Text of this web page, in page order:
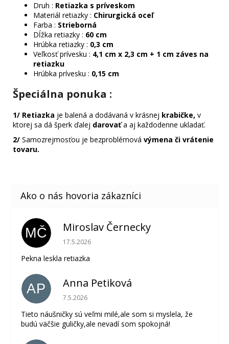
Druh : Retiazka s príveskom
Materiál retiazky : Chirurgická oceľ
Farba : Strieborná
Dĺžka retiazky : 60 cm
Hrúbka retiazky : 0,3 cm
Veľkosť prívesku : 4,1 cm x 2,3 cm + 1 cm záves na
retiazku
Hrúbka prívesku : 0,15 cm
Špeciálna ponuka :
1/ Retiazka je balená a dodávaná v krásnej krabičke, v
ktorej sa dá šperk ďalej darovaťa aj každodenne ukladať.
2/ Samozrejmosťou je bezproblémová výmena či vrátenie
tovaru.
MČ Miroslav Černecky
Hodnotenie obchodu je 5 z 5 hviezdičiek.
17.5.2026
Pekna leskla retiazka
AP Anna Petiková
Hodnotenie obchodu je 5 z 5 hviezdičiek.
7.5.2026
Tieto náušničky sú veľmi milé,ale som si myslela, že
budú väčšie guličky,ale nevadí som spokojná!